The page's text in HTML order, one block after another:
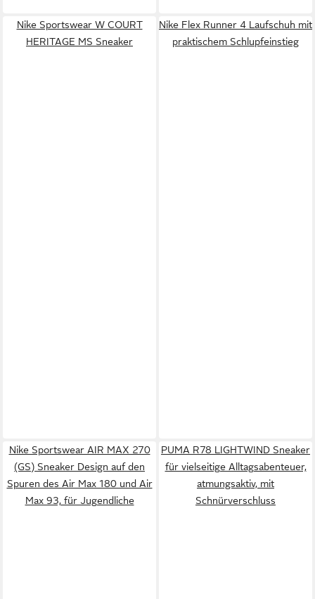
Nike Sportswear W COURT
HERITAGE MS Sneaker
Nike Flex Runner 4 Laufschuh mit
praktischem Schlupfeinstieg
Nike Sportswear AIR MAX 270
(GS) Sneaker Design auf den
Spuren des Air Max 180 und Air
Max 93, für Jugendliche
PUMA R78 LIGHTWIND Sneaker
für vielseitige Alltagsabenteuer,
atmungsaktiv, mit
Schnürverschluss